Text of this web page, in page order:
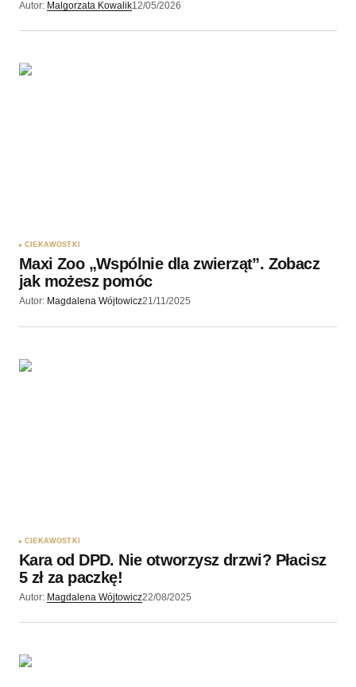
Autor: Malgorzata Kowalik12/05/2026
CIEKAWOSTKI
Maxi Zoo „Wspólnie dla zwierząt”. Zobacz
jak możesz pomóc
Autor: Magdalena Wójtowicz21/11/2025
CIEKAWOSTKI
Kara od DPD. Nie otworzysz drzwi? Płacisz
5 zł za paczkę!
Autor: Magdalena Wójtowicz22/08/2025